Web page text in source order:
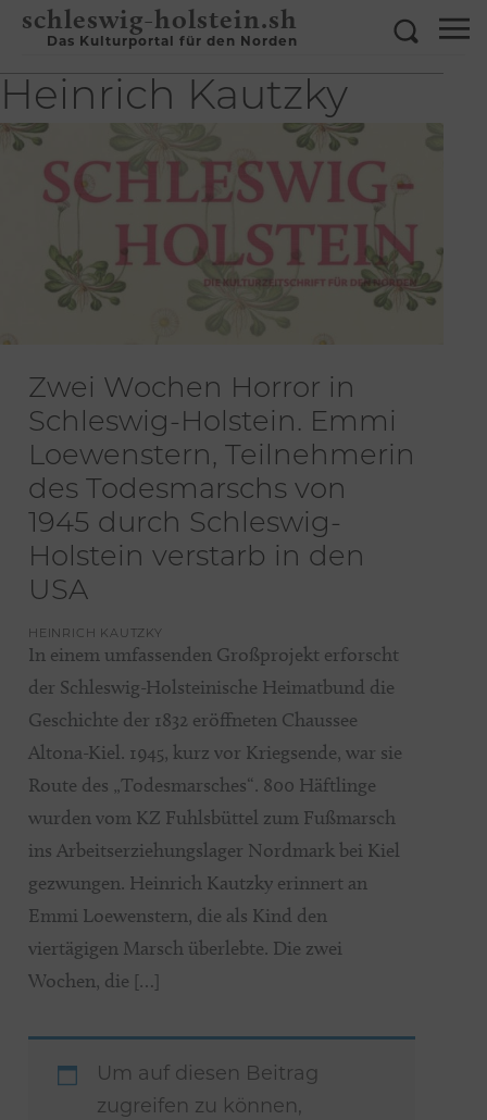
schleswig-holstein.sh
Das Kulturportal für den Norden
Heinrich Kautzky
Zwei Wochen Horror in
Schleswig-Holstein. Emmi
Loewenstern, Teilnehmerin
des Todesmarschs von
1945 durch Schleswig-
Holstein verstarb in den
USA
HEINRICH KAUTZKY
In einem umfassenden Großprojekt erforscht
der Schleswig-Holsteinische Heimatbund die
Geschichte der 1832 eröffneten Chaussee
Altona-Kiel. 1945, kurz vor Kriegsende, war sie
Route des „Todesmarsches“. 800 Häftlinge
wurden vom KZ Fuhlsbüttel zum Fußmarsch
ins Arbeitserziehungslager Nordmark bei Kiel
gezwungen. Heinrich Kautzky erinnert an
Emmi Loewenstern, die als Kind den
viertägigen Marsch überlebte. Die zwei
Wochen, die […]
Um auf diesen Beitrag
zugreifen zu können,